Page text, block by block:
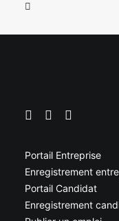
Portail Entreprise
Enregistrement
Portail Candidat
Enregistrement